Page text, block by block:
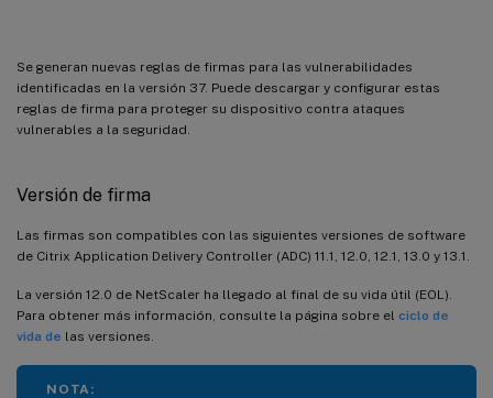
Se generan nuevas reglas de firmas para las vulnerabilidades
identificadas en la versión 37. Puede descargar y configurar estas
reglas de firma para proteger su dispositivo contra ataques
vulnerables a la seguridad.
Versión de firma
Las firmas son compatibles con las siguientes versiones de software
de Citrix Application Delivery Controller (ADC) 11.1, 12.0, 12.1, 13.0 y 13.1.
La versión 12.0 de NetScaler ha llegado al final de su vida útil (EOL).
Para obtener más información, consulte la página sobre el ciclo de
vida de las versiones.
NOTA: